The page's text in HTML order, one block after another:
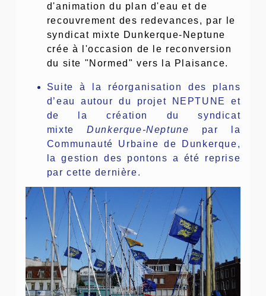
d'animation du plan d'eau et de
recouvrement des redevances, par le
syndicat mixte Dunkerque-Neptune
crée à l'occasion de le reconversion
du site "Normed" vers la Plaisance.
Suite à la réorganisation des plans
d’eau autour du projet NEPTUNE et
de la création du syndicat
mixte
Dunkerque-Neptune
par la
Communauté Urbaine de Dunkerque,
la gestion des pontons a été reprise
par cette dernière.